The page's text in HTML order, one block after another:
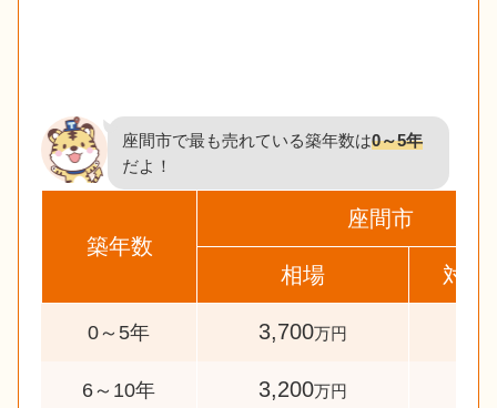
座間市で最も売れている築年数は0～5年
だよ！
築年数
座間市
相場 対象
0～5年 3,700万円
6～10年 3,200万円